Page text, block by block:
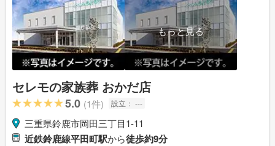
もっと見る
セレモの家族葬 おかだ店
5.0 (1件) 設立： ---
三重県鈴鹿市岡田三丁目1-11
近鉄鈴鹿線平田町駅から徒歩約9分